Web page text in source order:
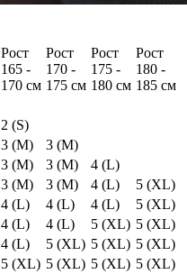
Рост
165 -
170 см
Рост
170 -
175 см
Рост
175 -
180 см
Рост
180 -
185 см
2 (S)
3 (M)
3 (M)
3 (M) 3 (M)
4 (L)
3 (M) 3 (M) 4 (L)
5 (XL)
4 (L) 4 (L) 4 (L)
5 (XL)
4 (L) 4 (L) 5 (XL) 5 (XL)
4 (L) 5 (XL) 5 (XL) 5 (XL)
5 (XL) 5 (XL) 5 (XL) 5 (XL)